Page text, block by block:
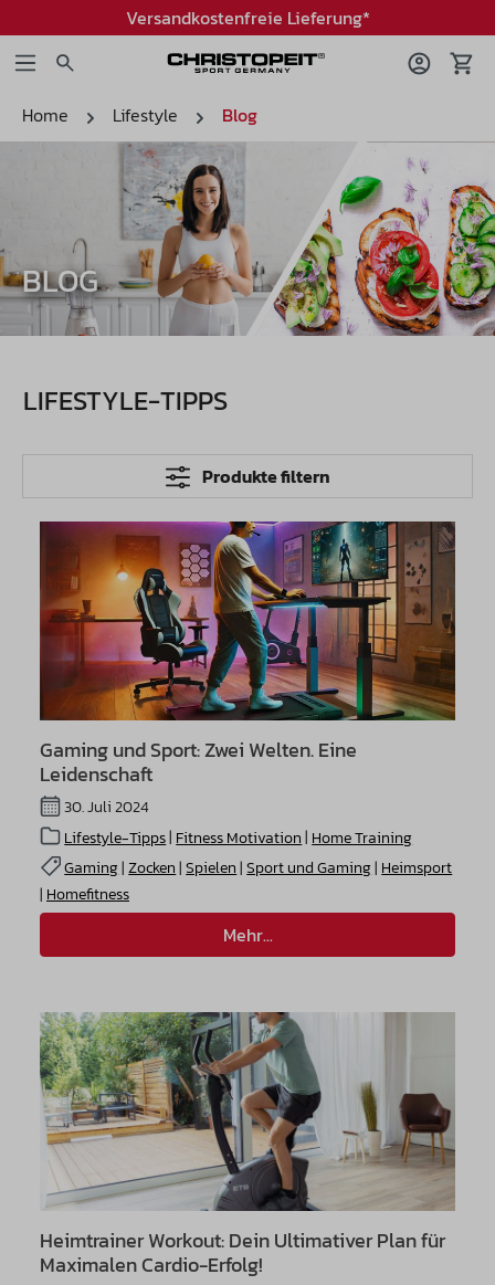
Versandkostenfreie Lieferung*
Home Lifestyle Blog
BLOG
LIFESTYLE-TIPPS
Produkte filtern
Gaming und Sport: Zwei Welten. Eine
Leidenschaft
30. Juli 2024
Lifestyle-Tipps| Fitness Motivation| Home Training
Gaming|Zocken|Spielen|Sport und Gaming| Heimsport
| Homefitness
Mehr...
Heimtrainer Workout: Dein Ultimativer Plan für
Maximalen Cardio-Erfolg!